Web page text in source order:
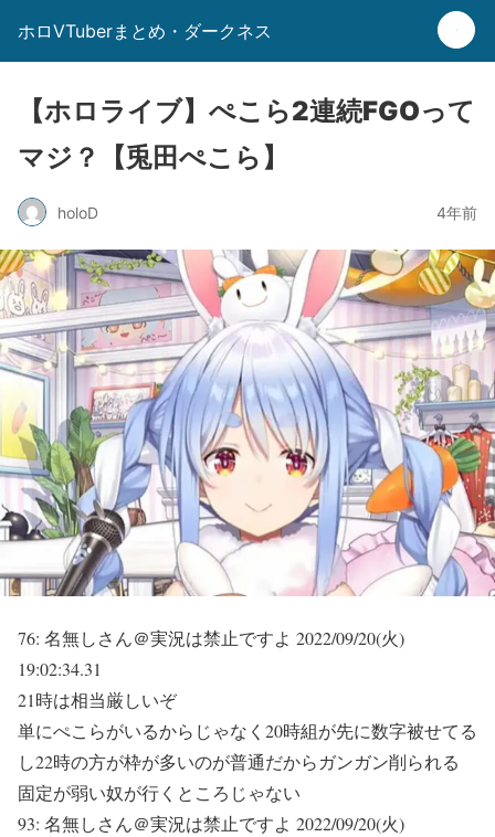
ホロVTuberまとめ・ダークネス
【ホロライブ】ぺこら2連続FGOって
マジ？【兎田ぺこら】
holoD 4年前
76: 名無しさん＠実況は禁止ですよ 2022/09/20(火)
19:02:34.31
21時は相当厳しいぞ
単にぺこらがいるからじゃなく20時組が先に数字被せてる
し22時の方が枠が多いのが普通だからガンガン削られる
固定が弱い奴が行くところじゃない
93: 名無しさん＠実況は禁止ですよ 2022/09/20(火)